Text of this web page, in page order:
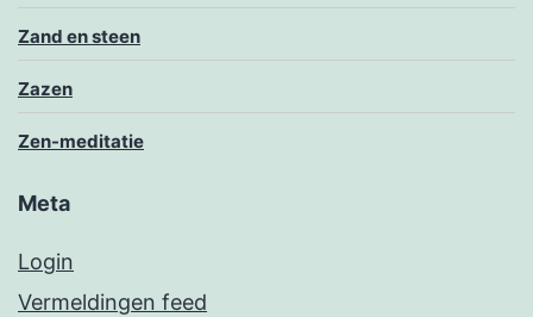
Zand en steen
Zazen
Zen-meditatie
Meta
Login
Vermeldingen feed